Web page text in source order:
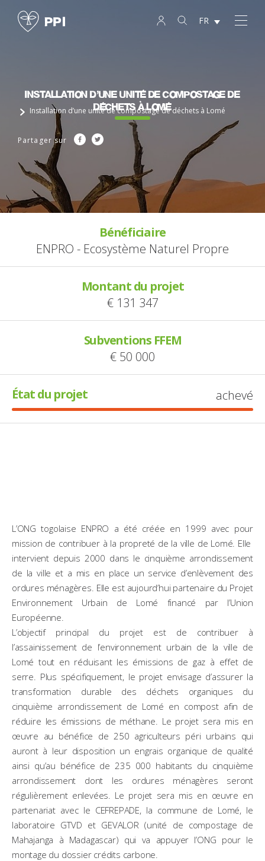
FR
Installation d’une unité de compostage de
déchets à Lomé
Installation d’une unité de compostage de déchets à Lomé
Partager sur
Bénéficiaire
ENPRO - Ecosystème Naturel Propre
Montant du projet
€ 131 347
Subventions FFEM
€ 50 000
État du projet achevé
L’ONG togolaise ENPRO a été créée en 1999 avec pour
mission de contribuer à la propreté de la ville de Lomé. Elle
intervient depuis 2000 dans le cinquième arrondissement
de la ville et a mis en place un service d’enlèvement des
ordures ménagères. Elle est aujourd’hui partenaire du Projet
Environnement Urbain de Lomé financé par l’Union
Européenne.
L’objectif principal du projet est de contribuer à
l’assainissement de l’environnement urbain de la ville de
Lomé tout en réduisant les émissions de gaz à effet de
serre. Plus spécifiquement, le projet envisage d’assurer la
transformation durable des déchets organiques du
cinquième arrondissement de Lomé en compost afin de
réduire les émissions de méthane. Le projet sera mis en
œuvre au bénéfice de 250 agriculteurs péri urbains qui
auront à leur disposition un engrais organique de qualité
ainsi qu’au bénéfice de 235 000 habitants du cinquième
arrondissement dont les ordures ménagères seront
régulièrement enlevées. Le projet sera mis en œuvre en
partenariat avec le CEFREPADE, la commune de Lomé, le
laboratoire GTVD et GEVALOR (unité de compostage de
Mahajanga à Madagascar) qui va appuyer l’ONG pour le
montage du dossier crédits carbone.